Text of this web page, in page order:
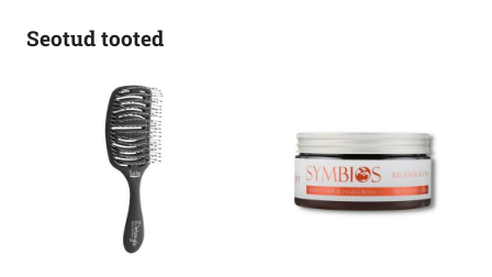
Seotud tooted